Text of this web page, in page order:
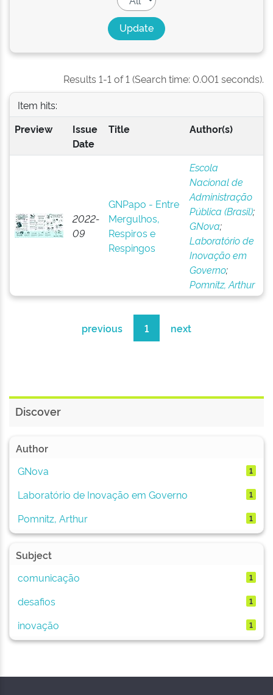
Results 1-1 of 1 (Search time: 0.001 seconds).
Item hits:
Preview
Issue
Date
Title Author(s)
2022-
09
GNPapo - Entre
Mergulhos,
Respiros e
Respingos
Escola
Nacional de
Administração
Pública (Brasil);
GNova;
Laboratório de
Inovação em
Governo;
Pomnitz, Arthur
previous 1 next
Discover
Author
GNova
1
Laboratório de Inovação em Governo 1
Pomnitz, Arthur 1
Subject
comunicação
1
desafios 1
inovação 1